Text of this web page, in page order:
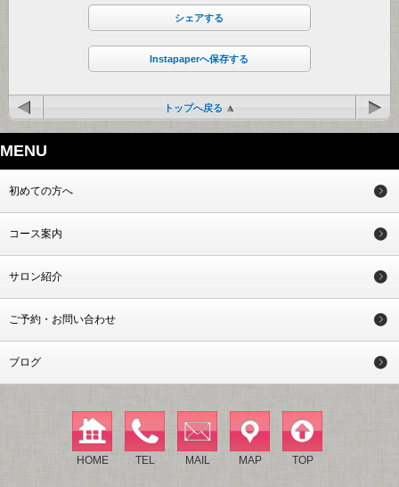
シェアする
Instapaperへ保存する
トップへ戻る
MENU
初めての方へ
コース案内
サロン紹介
ご予約・お問い合わせ
ブログ
HOME TEL MAIL MAP TOP